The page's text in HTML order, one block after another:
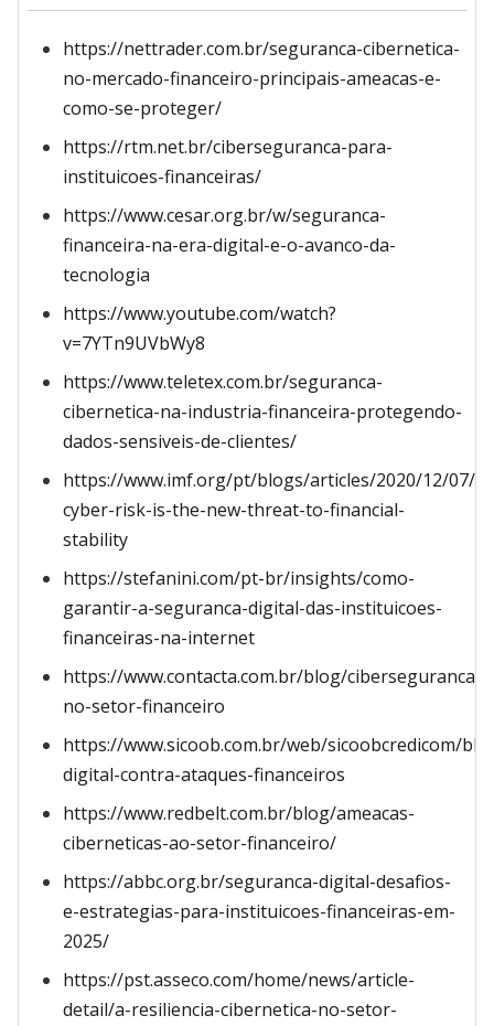
https://nettrader.com.br/seguranca-cibernetica-
no-mercado-financeiro-principais-ameacas-e-
como-se-proteger/
https://rtm.net.br/ciberseguranca-para-
instituicoes-financeiras/
https://www.cesar.org.br/w/seguranca-
financeira-na-era-digital-e-o-avanco-da-
tecnologia
https://www.youtube.com/watch?
v=7YTn9UVbWy8
https://www.teletex.com.br/seguranca-
cibernetica-na-industria-financeira-protegendo-
dados-sensiveis-de-clientes/
https://www.imf.org/pt/blogs/articles/2020/12/07/
cyber-risk-is-the-new-threat-to-financial-
stability
https://stefanini.com/pt-br/insights/como-
garantir-a-seguranca-digital-das-instituicoes-
financeiras-na-internet
https://www.contacta.com.br/blog/ciberseguranca-
no-setor-financeiro
https://www.sicoob.com.br/web/sicoobcredicom/
digital-contra-ataques-financeiros
https://www.redbelt.com.br/blog/ameacas-
ciberneticas-ao-setor-financeiro/
https://abbc.org.br/seguranca-digital-desafios-
e-estrategias-para-instituicoes-financeiras-em-
2025/
https://pst.asseco.com/home/news/article-
detail/a-resiliencia-cibernetica-no-setor-